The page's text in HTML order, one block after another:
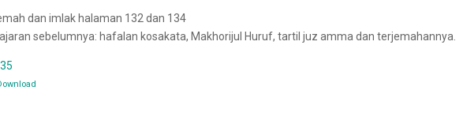
dan imlak halaman 132 dan 134
sebelumnya: hafalan kosakata, Makhorijul Huruf, tartil juz amma dan terjemahannya.